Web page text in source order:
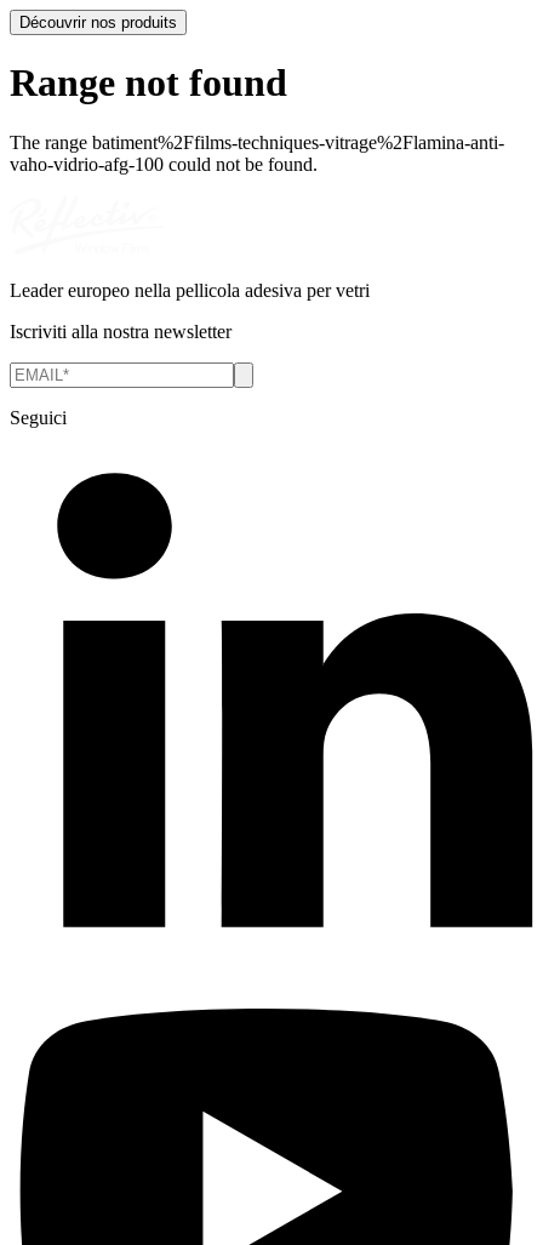
Découvrir nos produits
Range not found
The range batiment%2Ffilms-techniques-vitrage%2Flamina-anti-
vaho-vidrio-afg-100 could not be found.
Leader europeo nella pellicola adesiva per vetri
Iscriviti alla nostra newsletter
Seguici